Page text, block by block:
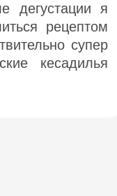
дегустации я
рецептом
супер
кесадилья